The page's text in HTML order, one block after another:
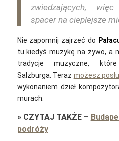
zwiedzających,
spacer na cieplejsze
Nie zapomnij zajrzeć do
tu kiedyś muzykę na żywo, a
tradycje muzyczne,
Salzburga. Teraz możesz
wykonaniem dzieł
murach.
» CZYTAJ TAKŻE–
podróży